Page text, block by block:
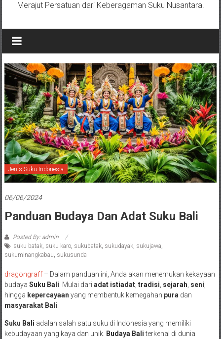
Merajut Persatuan dari Keberagaman Suku Nusantara.
Jenis Suku Indonesia
06/06/2024
Panduan Budaya Dan Adat Suku Bali
Posted By: admin
suku batak, suku karo, sukubatak, sukudayak, sukujawa
sukuminangkabau sukusunda
dragongraff– Dalam panduan ini, Anda akan menemukan kekayaan
budaya Suku Bali . Mulai dari adat istiadat, tradisi sejarah seni
hingga kepercayaan yang membentuk kemegahan pura dan
masyarakat Bali
Suku Bali adalah salah satu suku di Indonesia yang memiliki
kebudayaan yang kaya dan unik. Budaya Baliterkenal di dunia